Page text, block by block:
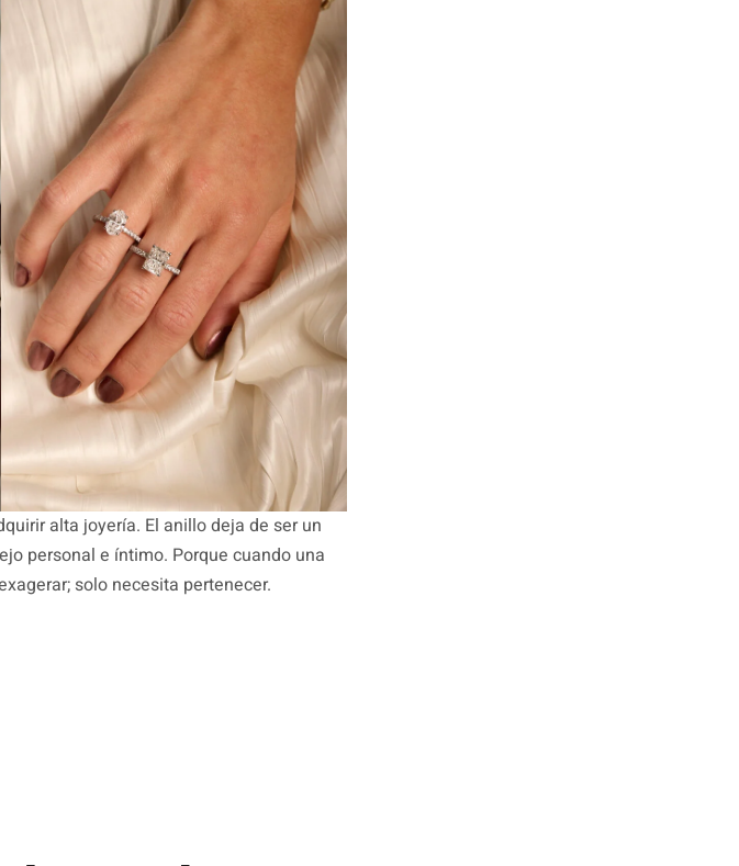
alta joyería. El anillo deja de ser un
personal e íntimo. Porque cuando una
solo necesita pertenecer.